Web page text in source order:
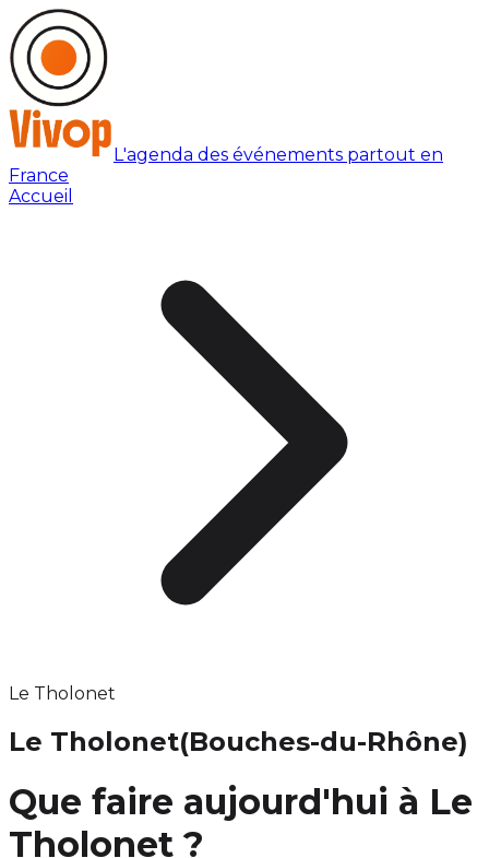
L'agenda des événements partout en
France
Accueil
Le Tholonet
Le Tholonet(Bouches-du-Rhône)
Que faire aujourd'hui à Le
Tholonet ?